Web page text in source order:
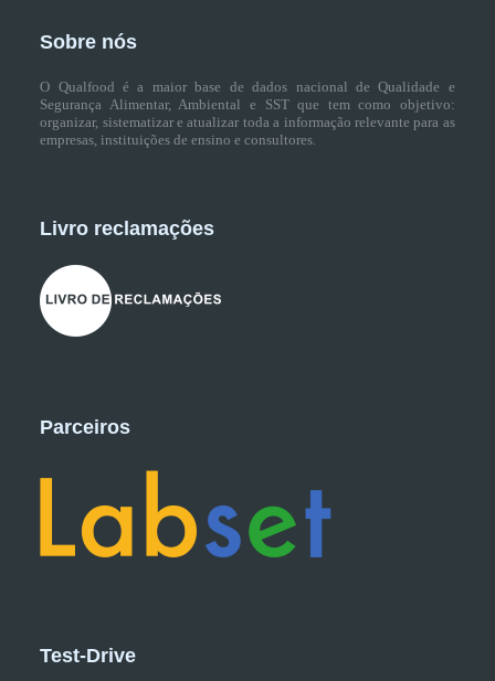
Sobre nós
O Qualfood é a maior base de dados nacional de Qualidade e
Segurança Alimentar, Ambiental e SST que tem como objetivo:
organizar, sistematizar e atualizar toda a informação relevante para as
empresas, instituições de ensino e consultores.
Livro reclamações
Parceiros
Test-Drive